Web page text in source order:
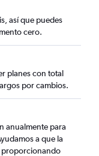
así que puedes
cero.
planes con total
por cambios.
anualmente para
a que la
proporcionando